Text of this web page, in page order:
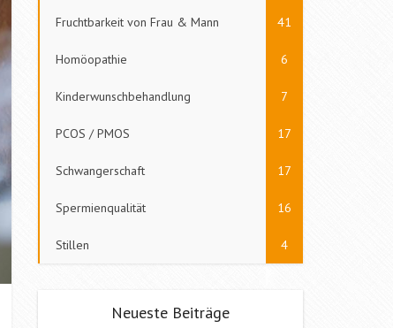
Fruchtbarkeit von Frau & Mann 41
Homöopathie 6
Kinderwunschbehandlung 7
PCOS / PMOS 17
Schwangerschaft 17
Spermienqualität 16
Stillen 4
Neueste Beiträge